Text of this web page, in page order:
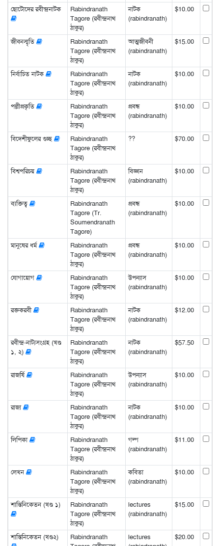
ছোটোদের রবীন্দ্রনাটক
Rabindranath
Tagore (রবীন্দ্রনাথ
ঠাকুর)
নাটক
(rabindranath)
$10.00
জীবনস্মৃতি
Rabindranath
Tagore (রবীন্দ্রনাথ
ঠাকুর)
আত্মজীবনী
(rabindranath)
$15.00
নির্বাচিত নাটক
Rabindranath
Tagore (রবীন্দ্রনাথ
ঠাকুর)
নাটক
(rabindranath)
$10.00
পল্লীপ্রকৃতি
Rabindranath
Tagore (রবীন্দ্রনাথ
ঠাকুর)
প্রবন্ধ
(rabindranath)
$10.00
বিদেশীফুলের গুচ্ছ
Rabindranath
Tagore (রবীন্দ্রনাথ
ঠাকুর)
?? $70.00
বিশ্বপরিচয়
Rabindranath
Tagore (রবীন্দ্রনাথ
ঠাকুর)
বিজ্ঞান
(rabindranath)
$10.00
ব্যক্তিত্ব
Rabindranath
Tagore (Tr.
Soumendranath
Tagore)
প্রবন্ধ
(rabindranath)
$10.00
মানুষের ধর্ম
Rabindranath
Tagore (রবীন্দ্রনাথ
ঠাকুর)
প্রবন্ধ
(rabindranath)
$10.00
যোগায়োগ
Rabindranath
Tagore (রবীন্দ্রনাথ
ঠাকুর)
উপন্যাস
(rabindranath)
$10.00
রক্তকরবী
Rabindranath
Tagore (রবীন্দ্রনাথ
ঠাকুর)
নাটক
(rabindranath)
$12.00
রবীন্দ্র-নাট্যসংগ্রহ (খণ্ড
১, ২)
Rabindranath
Tagore (রবীন্দ্রনাথ
ঠাকুর)
নাটক
(rabindranath)
$57.50
রাজর্ষি
Rabindranath
Tagore (রবীন্দ্রনাথ
ঠাকুর)
উপন্যাস
(rabindranath)
$10.00
রাজা
Rabindranath
Tagore (রবীন্দ্রনাথ
ঠাকুর)
নাটক
(rabindranath)
$10.00
লিপিকা
Rabindranath
Tagore (রবীন্দ্রনাথ
ঠাকুর)
গল্প
(rabindranath)
$11.00
লেখন
Rabindranath
Tagore (রবীন্দ্রনাথ
ঠাকুর)
কবিতা
(rabindranath)
$10.00
শান্তিনিকেতন (খণ্ড ১)
Rabindranath
Tagore (রবীন্দ্রনাথ
ঠাকুর)
lectures
(rabindranath)
$15.00
শান্তিনিকেতন (খণ্ড২)
Rabindranath
lectures
$20.00